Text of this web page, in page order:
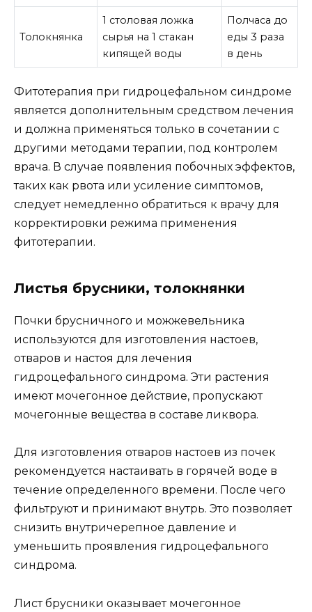
Толокнянка
1 столовая ложка
сырья на 1 стакан
кипящей воды
Полчаса до
еды 3 раза
в день
Фитотерапия при гидроцефальном синдроме
является дополнительным средством лечения
и должна применяться только в сочетании с
другими методами терапии, под контролем
врача. В случае появления побочных эффектов,
таких как рвота или усиление симптомов,
следует немедленно обратиться к врачу для
корректировки режима применения
фитотерапии.
Листья брусники, толокнянки
Почки брусничного и можжевельника
используются для изготовления настоев,
отваров и настоя для лечения
гидроцефального синдрома. Эти растения
имеют мочегонное действие, пропускают
мочегонные вещества в составе ликвора.
Для изготовления отваров настоев из почек
рекомендуется настаивать в горячей воде в
течение определенного времени. После чего
фильтруют и принимают внутрь. Это позволяет
снизить внутричерепное давление и
уменьшить проявления гидроцефального
синдрома.
Лист брусники оказывает мочегонное